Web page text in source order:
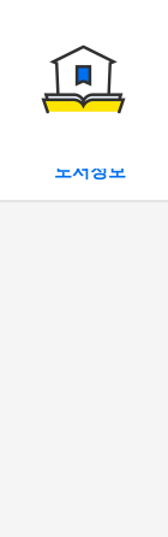
book/
대여
도서정보